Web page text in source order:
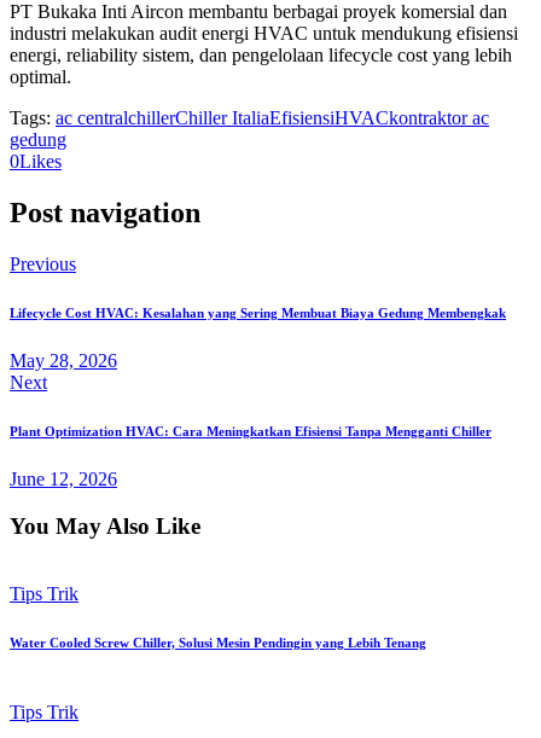
PT Bukaka Inti Aircon membantu berbagai proyek komersial dan
industri melakukan audit energi HVAC untuk mendukung efisiensi
energi, reliability sistem, dan pengelolaan lifecycle cost yang lebih
optimal.
Tags: ac centralchillerChiller ItaliaEfisiensiHVACkontraktor ac
gedung
0Likes
Post navigation
Previous
Lifecycle Cost HVAC: Kesalahan yang Sering Membuat Biaya Gedung Membengkak
May 28, 2026
Next
Plant Optimization HVAC: Cara Meningkatkan Efisiensi Tanpa Mengganti Chiller
June 12, 2026
You May Also Like
Tips Trik
Water Cooled Screw Chiller, Solusi Mesin Pendingin yang Lebih Tenang
Tips Trik